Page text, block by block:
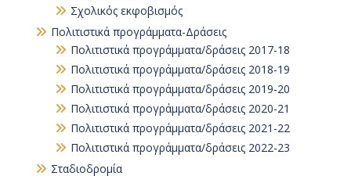
Σχολικός εκφοβισμός
Πολιτιστικά προγράμματα-Δράσεις
Πολιτιστικά προγράμματα/δράσεις 2017-18
Πολιτιστικά προγράμματα/δράσεις 2018-19
Πολιτιστικά προγράμματα/δράσεις 2019-20
Πολιτιστικά προγράμματα/δράσεις 2020-21
Πολιτιστικά προγράμματα/δράσεις 2021-22
Πολιτιστικά προγράμματα/δράσεις 2022-23
Σταδιοδρομία